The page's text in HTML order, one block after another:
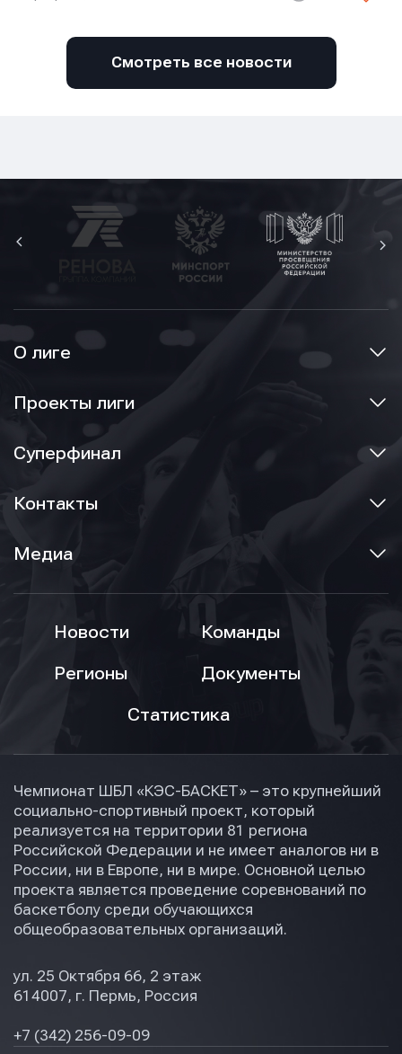
Смотреть все новости
О лиге
Проекты лиги
Суперфинал
Контакты
Медиа
Новости
Команды
Регионы
Документы
Статистика
Чемпионат ШБЛ «КЭС-БАСКЕТ» – это крупнейший
социально-спортивный проект, который
реализуется на территории 81 региона
Российской Федерации и не имеет аналогов ни в
России, ни в Европе, ни в мире. Основной целью
проекта является проведение соревнований по
баскетболу среди обучающихся
общеобразовательных организаций.
ул. 25 Октября 66, 2 этаж
614007, г. Пермь, Россия
+7 (342) 256-09-09